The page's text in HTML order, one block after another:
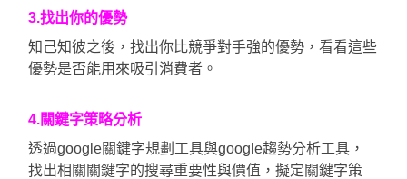
3.找出你的優勢
知己知彼之後，找出你比競爭對手強的優勢，看看這些
優勢是否能用來吸引消費者。
4.關鍵字策略分析
透過google關鍵字規劃工具與google趨勢分析工具，
找出相關關鍵字的搜尋重要性與價值，擬定關鍵字策